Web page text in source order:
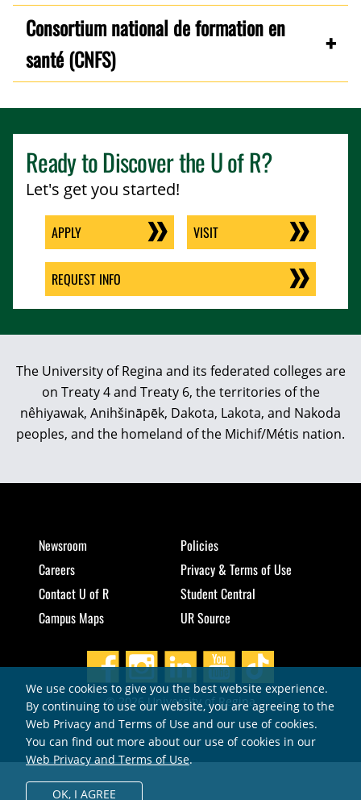
Consortium national de formation en
santé (CNFS)
Ready to Discover theU of R?
Let's get you started!
APPLY VISIT
REQUEST INFO
The University of Regina and its federated colleges are
on Treaty 4 and Treaty 6, the territories of the
nêhiyawak, Anihšināpēk, Dakota, Lakota, and Nakoda
peoples, and the homeland of the Michif/Métis nation.
Newsroom
Careers
Contact U of R
Campus Maps
Policies
Privacy & Terms of Use
Student Central
UR Source
© 2026 University of Regina
We use cookies to give you the best website experience.
By continuing to use our website, you are agreeing to the
Web Privacy and Terms of Use and our use of cookies.
You can find out more about our use of cookies in our
Web Privacy and Terms of Use.
OK, I AGREE